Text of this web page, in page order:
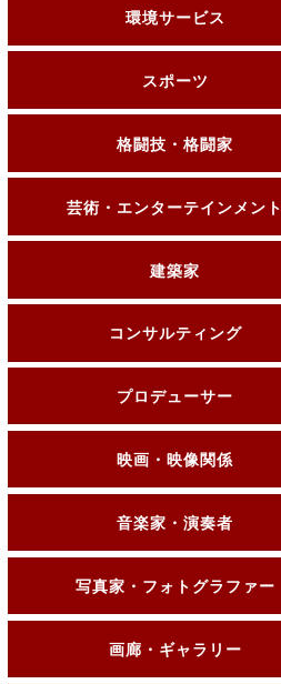
環境サービス
スポーツ
格闘技・格闘家
芸術・エンターテインメント
建築家
コンサルティング
プロデューサー
映画・映像関係
音楽家・演奏者
写真家・フォトグラファー
画廊・ギャラリー